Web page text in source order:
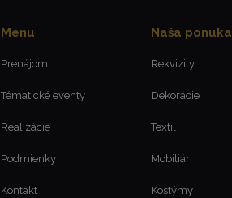
Menu
Prenájom
Tématické eventy
Realizácie
Podmienky
Kontakt
Naša ponuka
Rekvizity
Dekorácie
Textil
Mobiliár
Kostýmy